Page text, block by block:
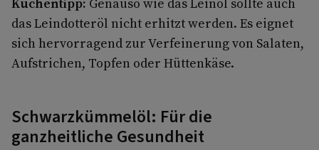
das Leindotteröl nicht erhitzt werden. Es eignet
sich hervorragend zur Verfeinerung von Salaten,
Aufstrichen, Topfen oder Hüttenkäse.
Schwarzkümmelöl: Für die
ganzheitliche Gesundheit